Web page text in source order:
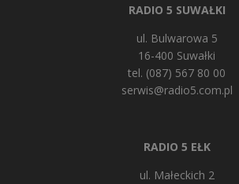
RADIO 5 SUWAŁKI
ul. Bulwarowa 5
16-400 Suwałki
tel. (087) 567 80 00
serwis@radio5.com.pl
RADIO 5 EŁK
ul. Małeckich 2